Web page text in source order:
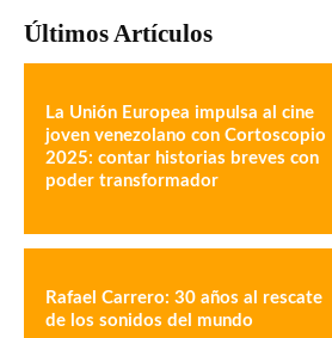
Últimos Artículos
La Unión Europea impulsa al cine
joven venezolano con Cortoscopio
2025: contar historias breves con
poder transformador
Rafael Carrero: 30 años al rescate
de los sonidos del mundo